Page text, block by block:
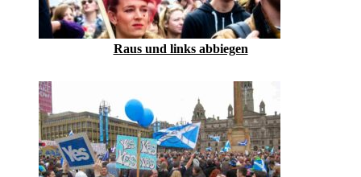
Raus und links abbiegen